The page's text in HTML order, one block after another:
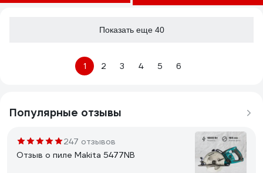
Показать еще 40
1 2 3 4 5 6
Популярные отзывы
247 отзывов
Отзыв о пиле Makita 5477NB